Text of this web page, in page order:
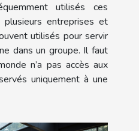
utilisés ces
plusieurs entreprises et
utilisés pour servir
dans un groupe. Il faut
n’a pas accès aux
uniquement à une